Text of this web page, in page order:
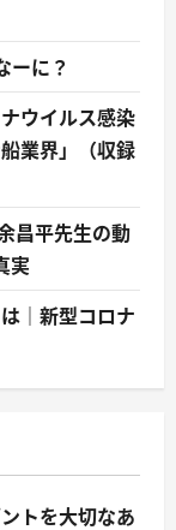
ーに？
ウイルス感染
業界」（収録
昌平先生の動
実
｜新型コロナ
トを大切なあ